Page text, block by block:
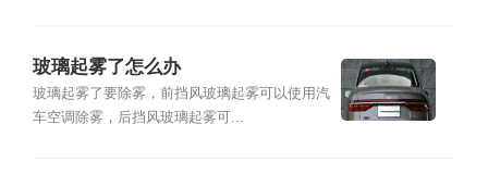
玻璃起雾了怎么办
玻璃起雾了要除雾，前挡风玻璃起雾可以使用汽
车空调除雾，后挡风玻璃起雾可...